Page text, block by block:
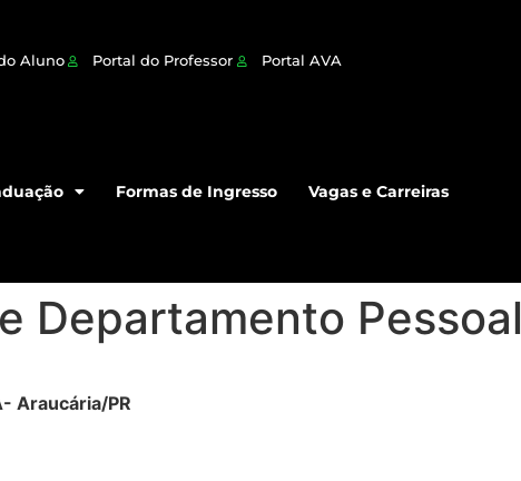
Aluno Portal do Professor Portal AVA
Formas de Ingresso Vagas e Carreiras
Departamento Pessoal
Araucária/PR